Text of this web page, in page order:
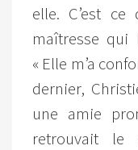
elle. C’est
maîtresse qui
« Elle m’a
dernier,
une amie
retrouvait